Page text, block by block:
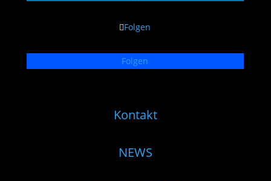
Folgen
Folgen
Kontakt
NEWS